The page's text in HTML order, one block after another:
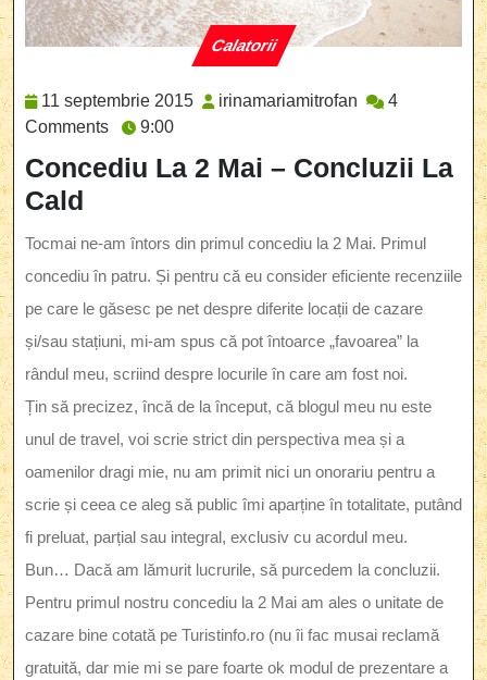
Calatorii
Category
11 septembrie 2015 11 irinamariamitrofan
4
Comments
9:00
Concediu La 2 Mai – Concluzii La
Cald
Tocmai ne-am întors din primul concediu la 2 Mai. Primul
concediu în patru. Și pentru că eu consider eficiente recenziile
pe care le găsesc pe net despre diferite locații de cazare
și/sau stațiuni, mi-am spus că pot întoarce „favoarea” la
rândul meu, scriind despre locurile în care am fost noi.
Țin să precizez, încă de la început, că blogul meu nu este
unul de travel, voi scrie strict din perspectiva mea și a
oamenilor dragi mie, nu am primit nici un onorariu pentru a
scrie și ceea ce aleg să public îmi aparține în totalitate, putând
fi preluat, parțial sau integral, exclusiv cu acordul meu.
Bun… Dacă am lămurit lucrurile, să purcedem la concluzii.
Pentru primul nostru concediu la 2 Mai am ales o unitate de
cazare bine cotată pe Turistinfo.ro (nu îi fac musai reclamă
gratuită, dar mie mi se pare foarte ok modul de prezentare a